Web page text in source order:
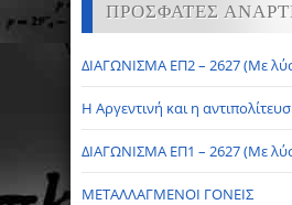
ΠΡΟΣΦΑΤΕΣ
ΔΙΑΓΩΝΙΣΜΑ ΕΠ2 – 2627 (Με
Η Αργεντινή και η
ΔΙΑΓΩΝΙΣΜΑ ΕΠ1 – 2627 (Με
ΜΕΤΑΛΛΑΓΜΕΝΟΙ ΓΟΝΕΙΣ